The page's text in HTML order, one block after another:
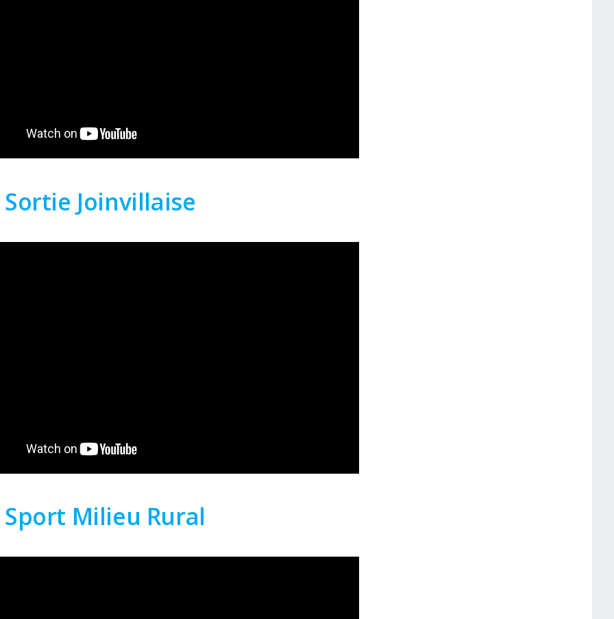
Sortie Joinvillaise
Sport Milieu Rural